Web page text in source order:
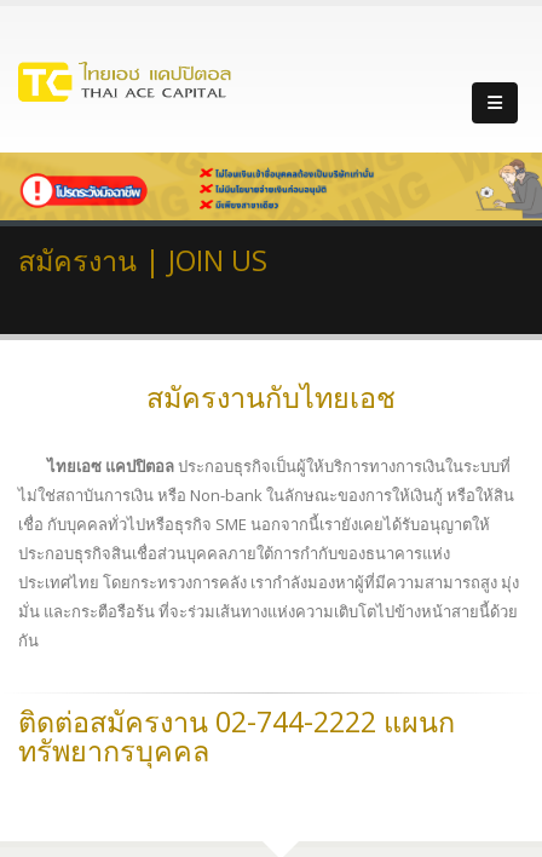
สมัครงาน | JOIN US
สมัครงานกับไทยเอช
ไทยเอซ แคปปิตอลประกอบธุรกิจเป็นผู้ให้บริการทางการเงินในระบบที่
ไม่ใช่สถาบันการเงิน หรือ Non-bank ในลักษณะของการให้เงินกู้ หรือให้สิน
เชื่อ กับบุคคลทั่วไปหรือธุรกิจ SME นอกจากนี้เรายังเคยได้รับอนุญาตให้
ประกอบธุรกิจสินเชื่อส่วนบุคคลภายใต้การกำกับของธนาคารแห่ง
ประเทศไทย โดยกระทรวงการคลัง เรากำลังมองหาผู้ที่มีความสามารถสูง มุ่ง
มั่น และกระตือรือร้น ที่จะร่วมเส้นทางแห่งความเติบโตไปข้างหน้าสายนี้ด้วย
กัน
ติดต่อสมัครงาน 02-744-2222 แผนก
ทรัพยากรบุคคล